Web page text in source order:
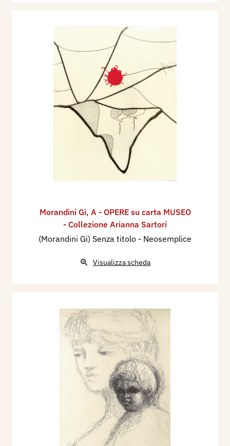
Morandini Gi, A - OPERE su carta MUSEO
- Collezione Arianna Sartori
(Morandini Gi) Senza titolo - Neosemplice
Visualizza scheda